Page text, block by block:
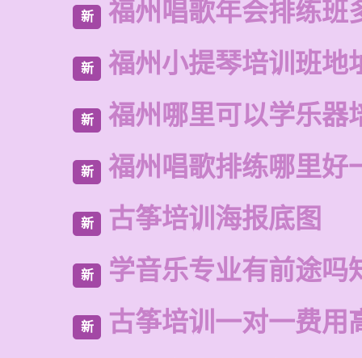
新 福州唱歌年会排练班
新 福州小提琴培训班地
新 福州哪里可以学乐器
新 福州唱歌排练哪里好
新 古筝培训海报底图
新 学音乐专业有前途吗
新 古筝培训一对一费用